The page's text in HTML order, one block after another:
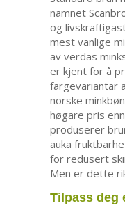
namnet
og
mest vanlige
av verdas
er kjent for å
fargevariantar
norske
høgare pris
produserer
auka
for redusert
Men er dette
Tilpass deg